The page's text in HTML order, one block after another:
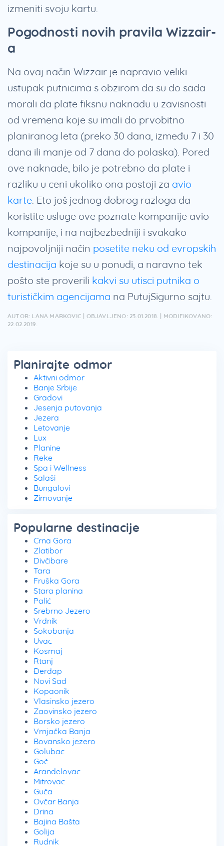
izmeniti svoju kartu.
Pogodnosti novih pravila Wizzair-
a
Na ovaj način Wizzair je napravio veliki
ustupak putnicima s obzirom da su do sada
morali da plate fiksnu naknadu u zavisnosti
od vremena koje su imali do prvobitno
planiranog leta (preko 30 dana, između 7 i 30
dana ili manje od 7 dana do polaska). Pored
ove naknade, bilo je potrebno da plate i
razliku u ceni ukoliko ona postoji za avio
karte. Eto još jednog dobrog razloga da
koristite usluge ove poznate kompanije avio
kompanije, i na najbezbedniji i svakako
najpovoljniji način posetite neku od evropskih
destinacija koje su u ponudi, a naravno tek
pošto ste proverili kakvi su utisci putnika o
turističkim agencijama na PutujSigurno sajtu.
AUTOR: LANA MARKOVIC | OBJAVLJENO: 23.01.2018. | MODIFIKOVANO:
22.02.2019.
Planirajte odmor
Aktivni odmor
Banje Srbije
Gradovi
Jesenja putovanja
Jezera
Letovanje
Lux
Planine
Reke
Spa i Wellness
Salaši
Bungalovi
Zimovanje
Popularne destinacije
Crna Gora
Zlatibor
Divčibare
Tara
Fruška Gora
Stara planina
Palić
Srebrno Jezero
Vrdnik
Sokobanja
Uvac
Kosmaj
Rtanj
Đerdap
Novi Sad
Kopaonik
Vlasinsko jezero
Zaovinsko jezero
Borsko jezero
Vrnjačka Banja
Bovansko jezero
Golubac
Goč
Aranđelovac
Mitrovac
Guča
Ovčar Banja
Drina
Bajina Bašta
Golija
Rudnik